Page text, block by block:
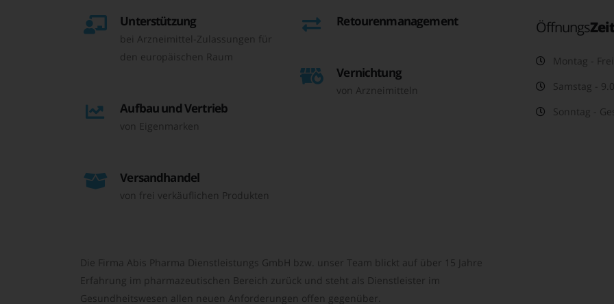
Unterstützung
bei Arzneimittel-Zulassungen für
den europäischen Raum
Aufbau und Vertrieb
von Eigenmarken
Versandhandel
von frei verkäuflichen Produkten
Retourenmanagement
Vernichtung
von Arzneimitteln
Die Firma Abis Pharma Dienstleistungs GmbH bzw. unser Team blickt auf über 15 Jahre
Erfahrung im pharmazeutischen Bereich zurück und steht als Dienstleister im
Gesundheitswesen allen neuen Anforderungen offen gegenüber.
Öffnungs
Montag -
Samstag -
Sonntag -